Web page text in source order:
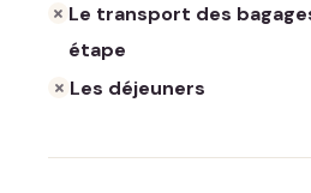
Le transport des
étape
Les déjeuners